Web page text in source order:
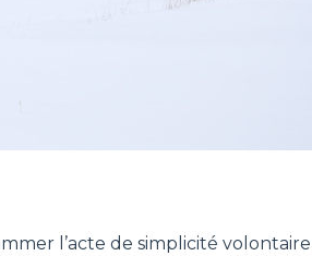
l’acte de simplicité volontaire